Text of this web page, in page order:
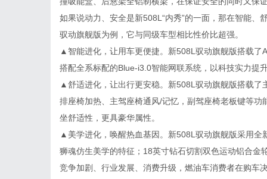
如果说动力、安全是新508L“内秀”的一面，那在智能
驭动旗舰版为例，它与同级车型相比性价比超强。
▲智能进化，让用车更便捷。新508L驭动旗舰版搭载了
搭配全系标配的Blue-i3.0智能网联系统，以科技实力提
▲舒适进化，让出行更安稳。新508L驭动旗舰版搭载
排座椅加热、主驾座椅通风/记忆，副驾座椅老板键等
坐舒适性，更具豪华属性。
▲美学进化，唤醒热血基因。新508L驭动旗舰版采用
狮魂仿生美学的特征；18英寸钻石切割双色运动铝合金
竞争加剧、行业发展、消费升级，燃油车消费者在购车